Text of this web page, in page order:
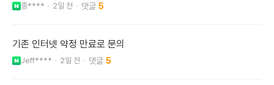
종**** 2일 전 5
기존 인터넷 약정 만료로 문의
Jeff**** 2일 전 5